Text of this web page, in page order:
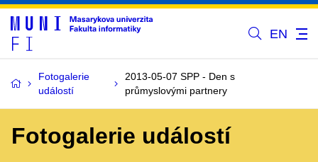
EN
Fotogalerie
událostí
2013-05-07 SPP - Den s
průmyslovými partnery
Fotogalerie událostí